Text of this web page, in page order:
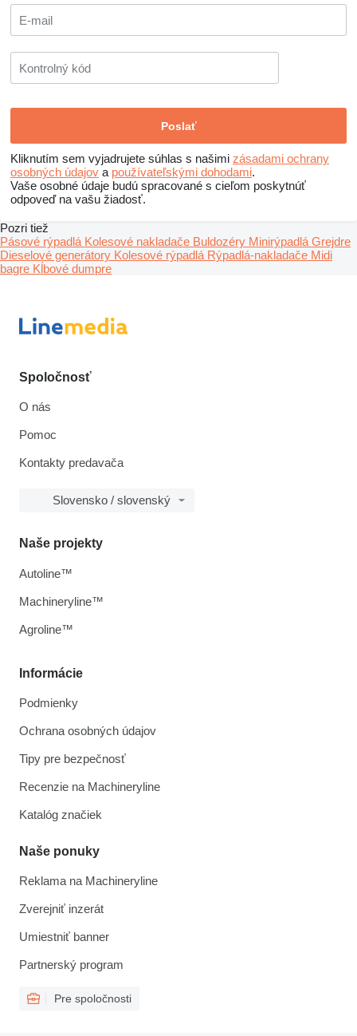
Kliknutím sem vyjadrujete súhlas s našimi zásadami ochrany
osobných údajov a používateľskými dohodami.
Vaše osobné údaje budú spracované s cieľom poskytnúť
odpoveď na vašu žiadosť.
Pozri tiež
Pásové rýpadlá Kolesové nakladače Buldozéry Minirýpadlá Grejdre
Dieselové generátory Kolesové rýpadlá Rýpadlá-nakladače Midi
bagre Kĺbové dumpre
Spoločnosť
O nás
Pomoc
Kontakty predavača
Slovensko / slovenský
Informácie
Podmienky
Ochrana osobných údajov
Tipy pre bezpečnosť
Recenzie na Machineryline
Katalóg značiek
Naše ponuky
Reklama na Machineryline
Zverejniť inzerát
Umiestniť banner
Partnerský program
Pre spoločnosti
Naše projekty
Autoline™
Machineryline™
Agroline™